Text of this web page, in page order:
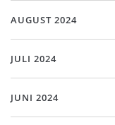
AUGUST 2024
JULI 2024
JUNI 2024